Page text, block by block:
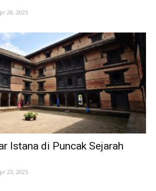
28, 2025
Istana di Puncak Sejarah
23, 2025